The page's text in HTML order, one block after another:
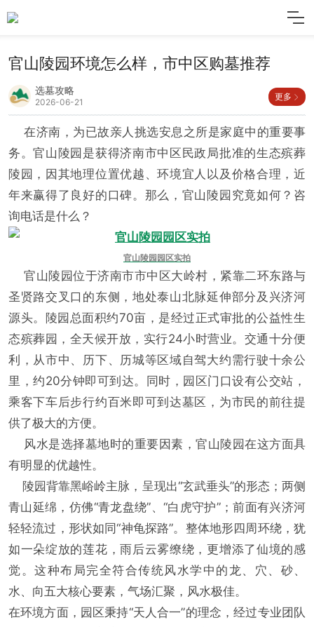
官山陵园环境怎么样，市中区购墓推荐
选墓攻略
2026-06-21
更多
在济南，为已故亲人挑选安息之所是家庭中的重要事
务。官山陵园是获得济南市中区民政局批准的生态殡葬
陵园，因其地理位置优越、环境宜人以及价格合理，近
年来赢得了良好的口碑。那么，官山陵园究竟如何？咨
询电话是什么？
官山陵园园区实拍
官山陵园位于济南市市中区大岭村，紧靠二环东路与
圣贤路交叉口的东侧，地处泰山北脉延伸部分及兴济河
源头。陵园总面积约70亩，是经过正式审批的公益性生
态殡葬园，全天候开放，实行24小时营业。交通十分便
利，从市中、历下、历城等区域自驾大约需行驶十余公
里，约20分钟即可到达。同时，园区门口设有公交站，
乘客下车后步行约百米即可到达墓区，为市民的前往提
供了极大的方便。
风水是选择墓地时的重要因素，官山陵园在这方面具
有明显的优越性。
陵园背靠黑峪岭主脉，呈现出“玄武垂头”的形态；两侧
青山延绵，仿佛“青龙盘绕”、“白虎守护”；前面有兴济河
轻轻流过，形状如同“神龟探路”。整体地形四周环绕，犹
如一朵绽放的莲花，雨后云雾缭绕，更增添了仙境的感
觉。这种布局完全符合传统风水学中的龙、穴、砂、
水、向五大核心要素，气场汇聚，风水极佳。
在环境方面，园区秉持“天人合一”的理念，经过专业团队